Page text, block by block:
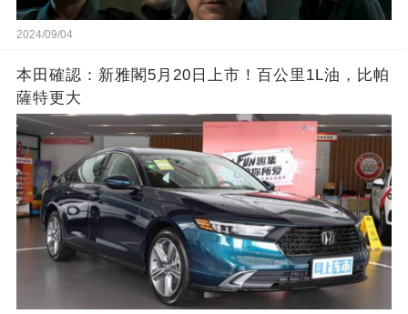
2024/09/04
本田確認：新雅閣5月20日上市！百公里1L油，比帕
薩特更大